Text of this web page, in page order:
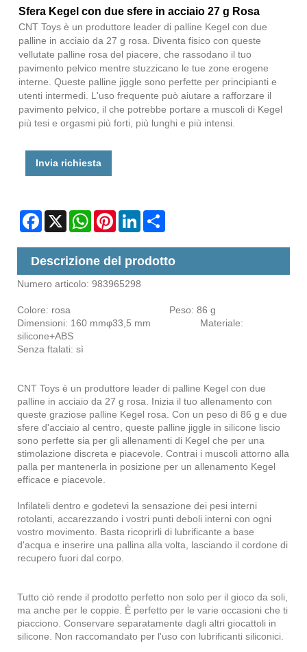
Sfera Kegel con due sfere in acciaio 27 g Rosa
CNT Toys è un produttore leader di palline Kegel con due
palline in acciaio da 27 g rosa. Diventa fisico con queste
vellutate palline rosa del piacere, che rassodano il tuo
pavimento pelvico mentre stuzzicano le tue zone erogene
interne. Queste palline jiggle sono perfette per principianti e
utenti intermedi. L'uso frequente può aiutare a rafforzare il
pavimento pelvico, il che potrebbe portare a muscoli di Kegel
più tesi e orgasmi più forti, più lunghi e più intensi.
Invia richiesta
Facebook
X WhatsAppPinterestLinkedIn
Descrizione del prodotto
Numero articolo: 983965298
Colore: rosa Peso: 86 g
Dimensioni: 160 mmφ33,5 mm Materiale:
silicone+ABS
Senza ftalati: sì
CNT Toys è un produttore leader di palline Kegel con due
palline in acciaio da 27 g rosa. Inizia il tuo allenamento con
queste graziose palline Kegel rosa. Con un peso di 86 g e due
sfere d'acciaio al centro, queste palline jiggle in silicone liscio
sono perfette sia per gli allenamenti di Kegel che per una
stimolazione discreta e piacevole. Contrai i muscoli attorno alla
palla per mantenerla in posizione per un allenamento Kegel
efficace e piacevole.
Infilateli dentro e godetevi la sensazione dei pesi interni
rotolanti, accarezzando i vostri punti deboli interni con ogni
vostro movimento. Basta ricoprirli di lubrificante a base
d'acqua e inserire una pallina alla volta, lasciando il cordone di
recupero fuori dal corpo.
Tutto ciò rende il prodotto perfetto non solo per il gioco da soli,
ma anche per le coppie. È perfetto per le varie occasioni che ti
piacciono. Conservare separatamente dagli altri giocattoli in
silicone. Non raccomandato per l'uso con lubrificanti siliconici.